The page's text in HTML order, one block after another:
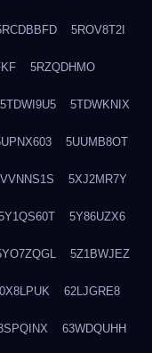
5ROV8T2I
5RZQDHMO
5TDWI9U5 5TDWKNIX
5UUMB8OT
5XJ2MR7Y
5Y86UZX6
5Z1BWJEZ
62LJGRE8
63WDQUHH